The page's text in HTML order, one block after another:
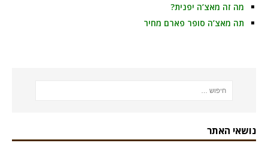
מה זה מאצ’ה יפנית?
תה מאצ’ה סופר פארם מחיר
נושאי האתר